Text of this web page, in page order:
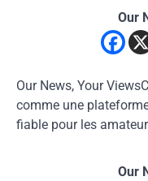
Our
Our News, Your
comme une
fiable pour les
Our